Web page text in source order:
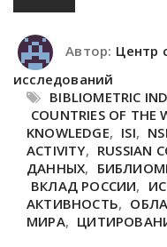
Автор: Центр
исследований
BIBLIOMETRIC
COUNTRIES OF THE
KNOWLEDGE, ISI,
ACTIVITY, RUSSIAN
ДАННЫХ,
ВКЛАД РОССИИ,
АКТИВНОСТЬ,
МИРА,